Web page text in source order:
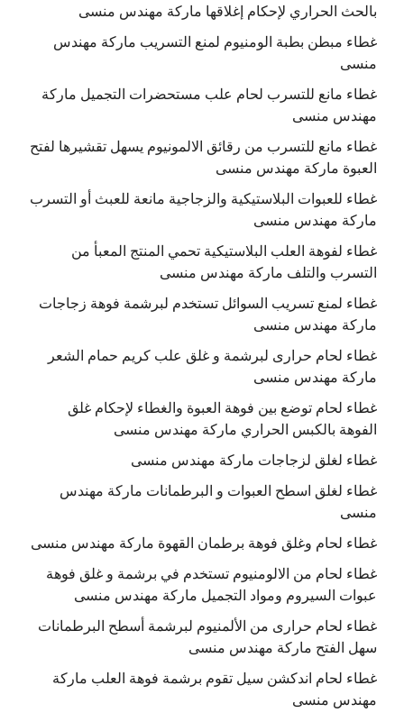
بالحث الحراري لإحكام إغلاقها ماركة مهندس منسى
غطاء مبطن بطبة الومنيوم لمنع التسريب ماركة مهندس
منسى
غطاء مانع للتسرب لحام علب مستحضرات التجميل ماركة
مهندس منسى
غطاء مانع للتسرب من رقائق الالمونيوم يسهل تقشيرها لفتح
العبوة ماركة مهندس منسى
غطاء للعبوات البلاستيكية والزجاجية مانعة للعبث أو التسرب
ماركة مهندس منسى
غطاء لفوهة العلب البلاستيكية تحمي المنتج المعبأ من
التسرب والتلف ماركة مهندس منسى
غطاء لمنع تسريب السوائل تستخدم لبرشمة فوهة زجاجات
ماركة مهندس منسى
غطاء لحام حرارى لبرشمة و غلق علب كريم حمام الشعر
ماركة مهندس منسى
غطاء لحام توضع بين فوهة العبوة والغطاء لإحكام غلق
الفوهة بالكبس الحراري ماركة مهندس منسى
غطاء لغلق لزجاجات ماركة مهندس منسى
غطاء لغلق اسطح العبوات و البرطمانات ماركة مهندس
منسى
غطاء لحام وغلق فوهة برطمان القهوة ماركة مهندس منسى
غطاء لحام من الالومنيوم تستخدم في برشمة و غلق فوهة
عبوات السيروم ومواد التجميل ماركة مهندس منسى
غطاء لحام حرارى من الألمنيوم لبرشمة أسطح البرطمانات
سهل الفتح ماركة مهندس منسى
غطاء لحام اندكشن سيل تقوم برشمة فوهة العلب ماركة
مهندس منسى